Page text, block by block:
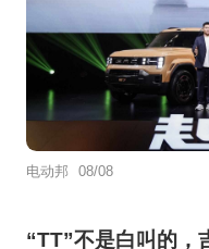
电动邦 08/08
“TT”不是白叫的，